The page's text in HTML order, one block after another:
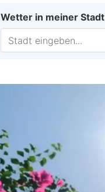
Wetter in meiner Stadt